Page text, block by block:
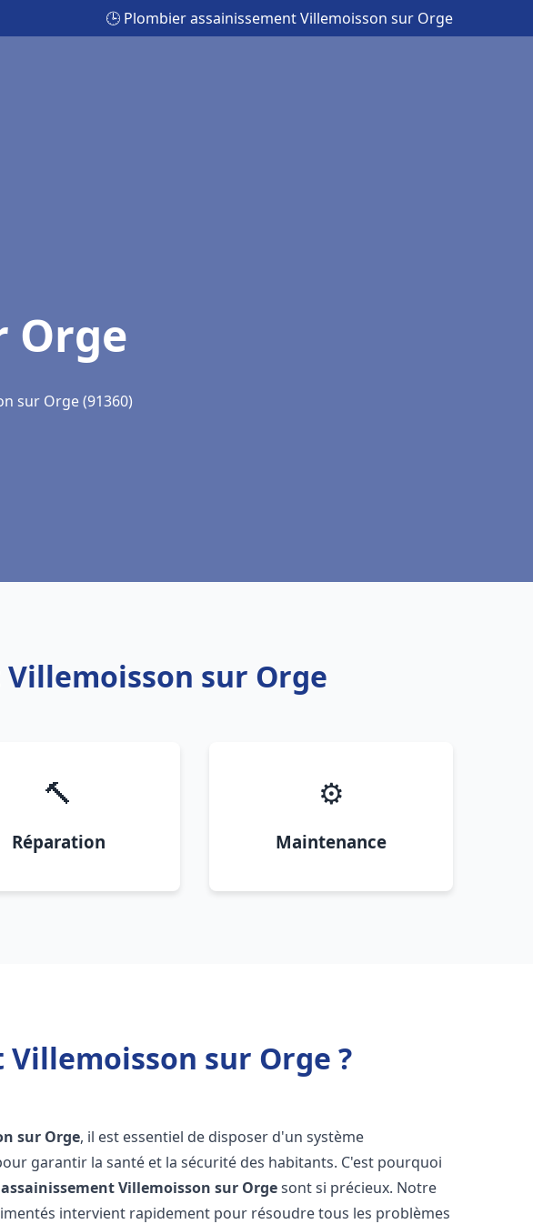
🕒 Plombier assainissement Villemoisson sur Orge
Orge
sur Orge (91360)
sur Orge
🔨
Réparation
⚙️
Maintenance
sur Orge ?
sur Orge, il est essentiel de disposer d'un système
garantir la santé et la sécurité des habitants. C'est pourquoi
Villemoisson sur Orgesont si précieux. Notre
intervient rapidement pour résoudre tous les problèmes